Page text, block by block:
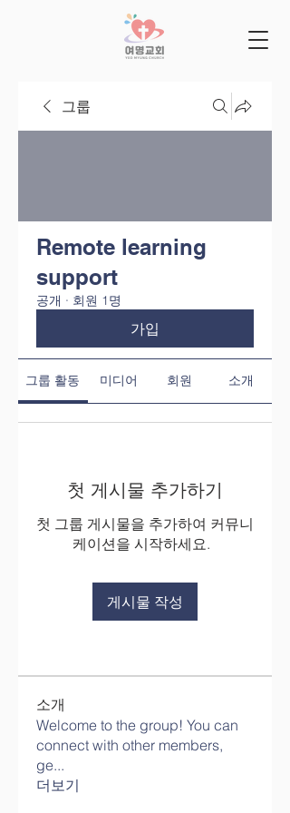
그룹
Remote learning
support
공개 · 회원 1명
가입
그룹 활동 미디어 회원 소개
첫 게시물 추가하기
첫 그룹 게시물을 추가하여 커뮤니
케이션을 시작하세요.
게시물 작성
소개
Welcome to the group! You can
connect with other members,
ge...
더보기